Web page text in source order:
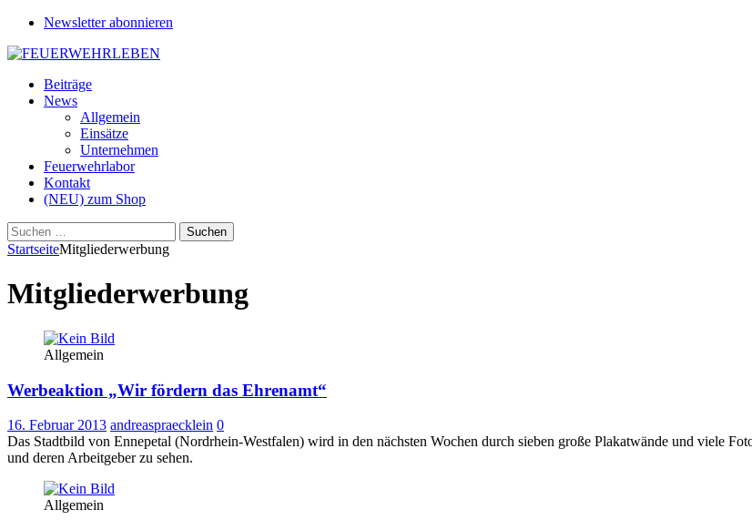
Newsletter abonnieren
Beiträge
News
Allgemein
Einsätze
Unternehmen
Feuerwehrlabor
Kontakt
(NEU) zum Shop
Suchen
nach:
StartseiteMitgliederwerbung
Mitgliederwerbung
Allgemein
Werbeaktion „Wir fördern das Ehrenamt“
16. Februar 2013 andreaspraecklein 0
Das Stadtbild von Ennepetal (Nordrhein-Westfalen) wird in den nächsten Wochen durch sieben große Plakatwände und viele
und deren Arbeitgeber zu sehen.
Allgemein